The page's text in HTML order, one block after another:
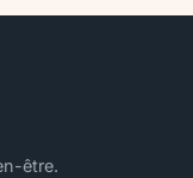
être.